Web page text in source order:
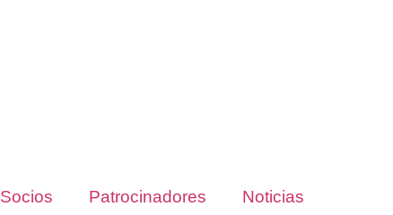
Socios Patrocinadores Noticias